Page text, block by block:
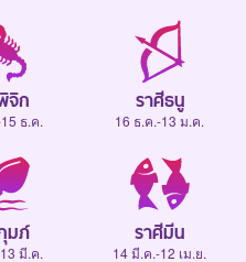
จิก
ธ.ค.
ราศีธนู
16 ธ.ค.-13 ม.ค.
มภ์
มี.ค.
ราศีมีน
14 มี.ค.-12 เม.ย.